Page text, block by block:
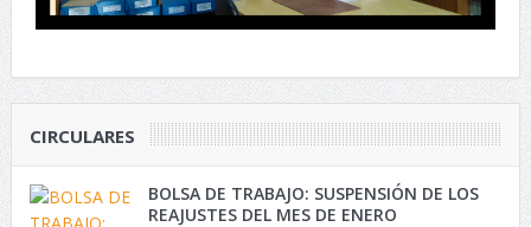
CIRCULARES
BOLSA DE TRABAJO: SUSPENSIÓN DE LOS
REAJUSTES DEL MES DE ENERO